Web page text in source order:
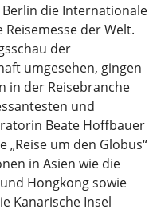
Berlin die Internationale
der Welt.
der
umgesehen, gingen
in der Reisebranche
und
Beate Hoffbauer
um den Globus“
in Asien wie die
Hongkong sowie
Kanarische Insel